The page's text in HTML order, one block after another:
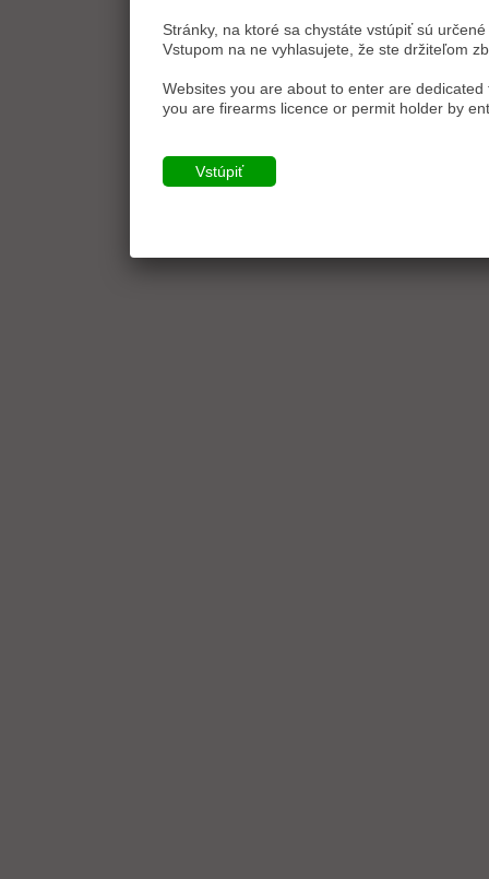
Stránky, na ktoré sa chystáte vstúpiť sú
Vstupom na ne vyhlasujete, že ste držiteľom
Websites you are about to enter are
you are firearms licence or permit holder by
Vstúpiť